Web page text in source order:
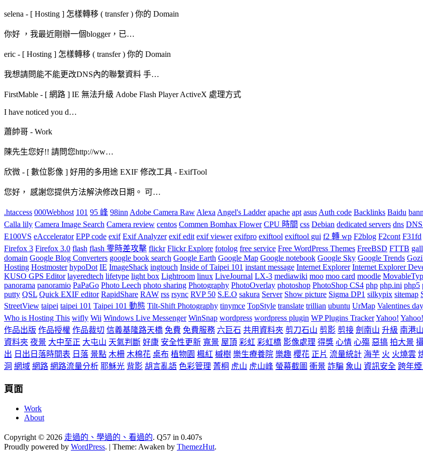
selena - [ Hosting ] 怎樣轉移 ( transfer ) 你的 Domain
你好 ，我最近剛辦一個blogger，已…
eric - [ Hosting ] 怎樣轉移 ( transfer ) 你的 Domain
我想請問能不能更改DNS內的聯繫資料 手…
FirstMable - [ 網路 ] IE 無法升級 Adobe Flash Player ActiveX 處理方式
I have noticed you d…
蕭帥哥 - Work
陳先生您好!! 請問您http://ww…
欣微 - [ 數位影像 ] 好用的多用途 EXIF 修改工具 - ExifTool
您好， 感謝您提供方法解決修改日期。 可…
.htaccess 000Webhost 101 95 峰 98inn Adobe Camera Raw Alexa Angel's Ladder apache apt asus Auth code Backlinks Baidu
Calla lily Camera Image Search Camera review centos Commen Bomhax Flower CPU 時間 css Debian dedicated servers dns
E100VS eAccelerator EPP code exif Exif Analyzer exif edit exif viewer exifpro exiftool exiftool gui f2 轉 wp F2blog F2cont F31fd
Firefox 3 Firefox 3.0 flash flash 零時差攻擊 flickr Flickr Explore fotolog free service Free WordPress Themes FreeBSD FTTB
domain Google Blog Converters google book search Google Earth Google Map Google notebook Google Sky Google Trends
Hosting Hostmoster hypoDot IE ImageShack ingtouch Inside of Taipei 101 instant message Internet Explorer Internet Explorer
KUSO GPS Editor layeredtech lifetype light box Lightroom linux LiveJournal LX-3 mediawiki moo moo card moodle
panorama panoramio PaPaGo Photo Leech photo sharing Photography PhotoOverlay photoshop PhotoShop CS4 php php.ini php5
putty QSL Quick EXIF editor RapidShare RAW rss rsync RVP 50 S.E.O sakura Server Show picture Sigma DP1 silkypix sitemap
StreetView taipei taipei 101 Taipei 101 動態 Tilt-Shift Photography tinymce TopStyle translate trillian ubuntu UrMap Valentines day
Who is Hosting This wifly Wii Windows Live Messenger WinSnap wordpress wordpress plugin WP Plugins TrackerYahoo!
作品出版 作品授權 作品裁切 信義基隆路天橋 免費 免費服務 六巨石 共用資料夾 剪刀石山 剪影 剪接 劍南山 升級 南港
資料夾 夜景 大中至正 大屯山 天氣判斷 好康 安全性更新 寬景 屋頂 彩虹 彩虹橋 影像處理 得獎 心情 心殤 惡搞 拍大景
出 日出日落時間表 日落 景點 木柵 木棉花 桌布 植物園 楓紅 槭樹 樂生療養院 樂趣 櫻花 正片 流量統計 海芋 火 火燒雲
洞 網域 網路 網路流量分析 耶穌光 背影 胡言亂語 色彩管理 菁桐 虎山 虎山峰 螢幕截圖 衝景 詐騙 象山 資訊安全 跨年
頁面
Work
About
Copyright © 2026 走過的、學過的、看過的. Q57 in 0.407s
Proudly powered by WordPress. | Theme: Awaken by ThemezHut.